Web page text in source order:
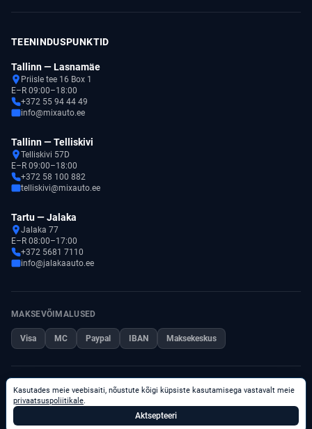
Kasutades meie veebisaiti, nõustute kõigi küpsiste kasutamisega vastavalt meie
privaatsuspoliitikale.
Aktsepteeri
TEENINDUSPUNKTID
Tallinn — Lasnamäe
Priisle tee 16 Box 1
E–R 09:00–18:00
+372 55 94 44 49
info@mixauto.ee
Tallinn — Telliskivi
Telliskivi 57D
E–R 09:00–18:00
+372 58 100 882
telliskivi@mixauto.ee
Tartu — Jalaka
Jalaka 77
E–R 08:00–17:00
+372 5681 7110
info@jalakaauto.ee
MAKSEVÕIMALUSED
Visa MC Paypal IBAN Maksekeskus
© 2026 Kõik õigused kaitstud.
Privaatsuspoliitika